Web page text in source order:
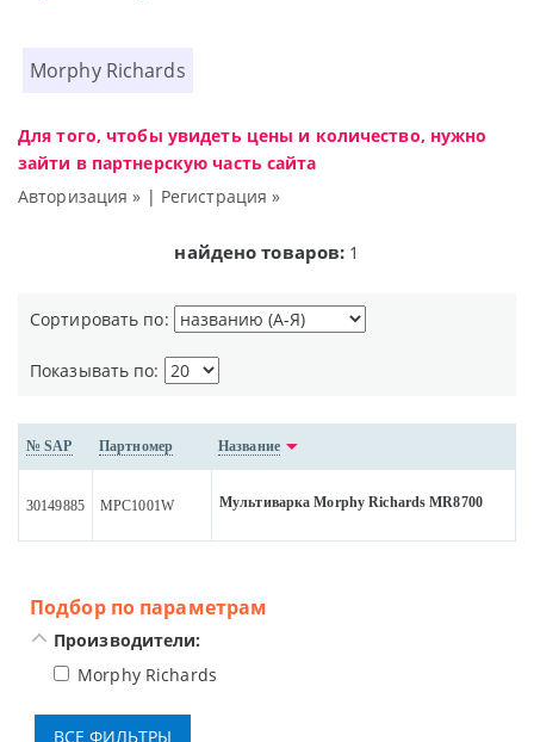
Morphy Richards
Для того, чтобы увидеть цены и количество, нужно
зайти в партнерскую часть сайта
Авторизация » | Регистрация »
найдено товаров: 1
Сортировать по:
Показывать по:
№ SAP Партномер Название
30149885 MPC1001W Мультиварка Morphy Richards MR8700
Подбор по параметрам
Производители:
Morphy Richards